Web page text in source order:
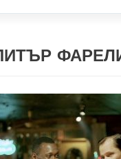
ФАРЕЛИ